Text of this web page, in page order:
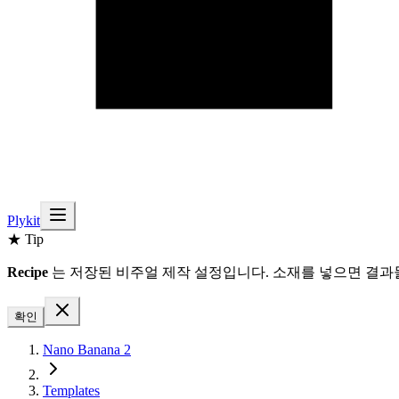
Plykit
★ Tip
Recipe 는 저장된 비주얼 제작 설정입니다. 소재를 넣으면 결
확인
Nano Banana 2
Templates